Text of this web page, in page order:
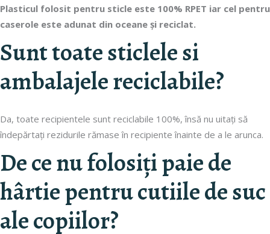
Plasticul folosit pentru sticle este 100% RPET iar cel pentru
caserole este adunat din oceane și reciclat.
Sunt toate sticlele si
ambalajele reciclabile?
Da, toate recipientele sunt reciclabile 100%, însă nu uitați să
îndepărtați rezidurile rămase în recipiente înainte de a le arunca.
De ce nu folosiți paie de
hârtie pentru cutiile de suc
ale copiilor?